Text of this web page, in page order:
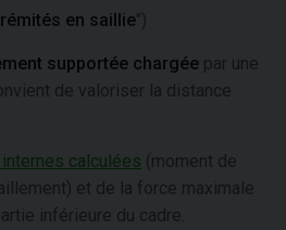
en saillie")
supportée chargée par une
de valoriser la distance
calculées (moment de
et de la force maximale
inférieure du cadre.